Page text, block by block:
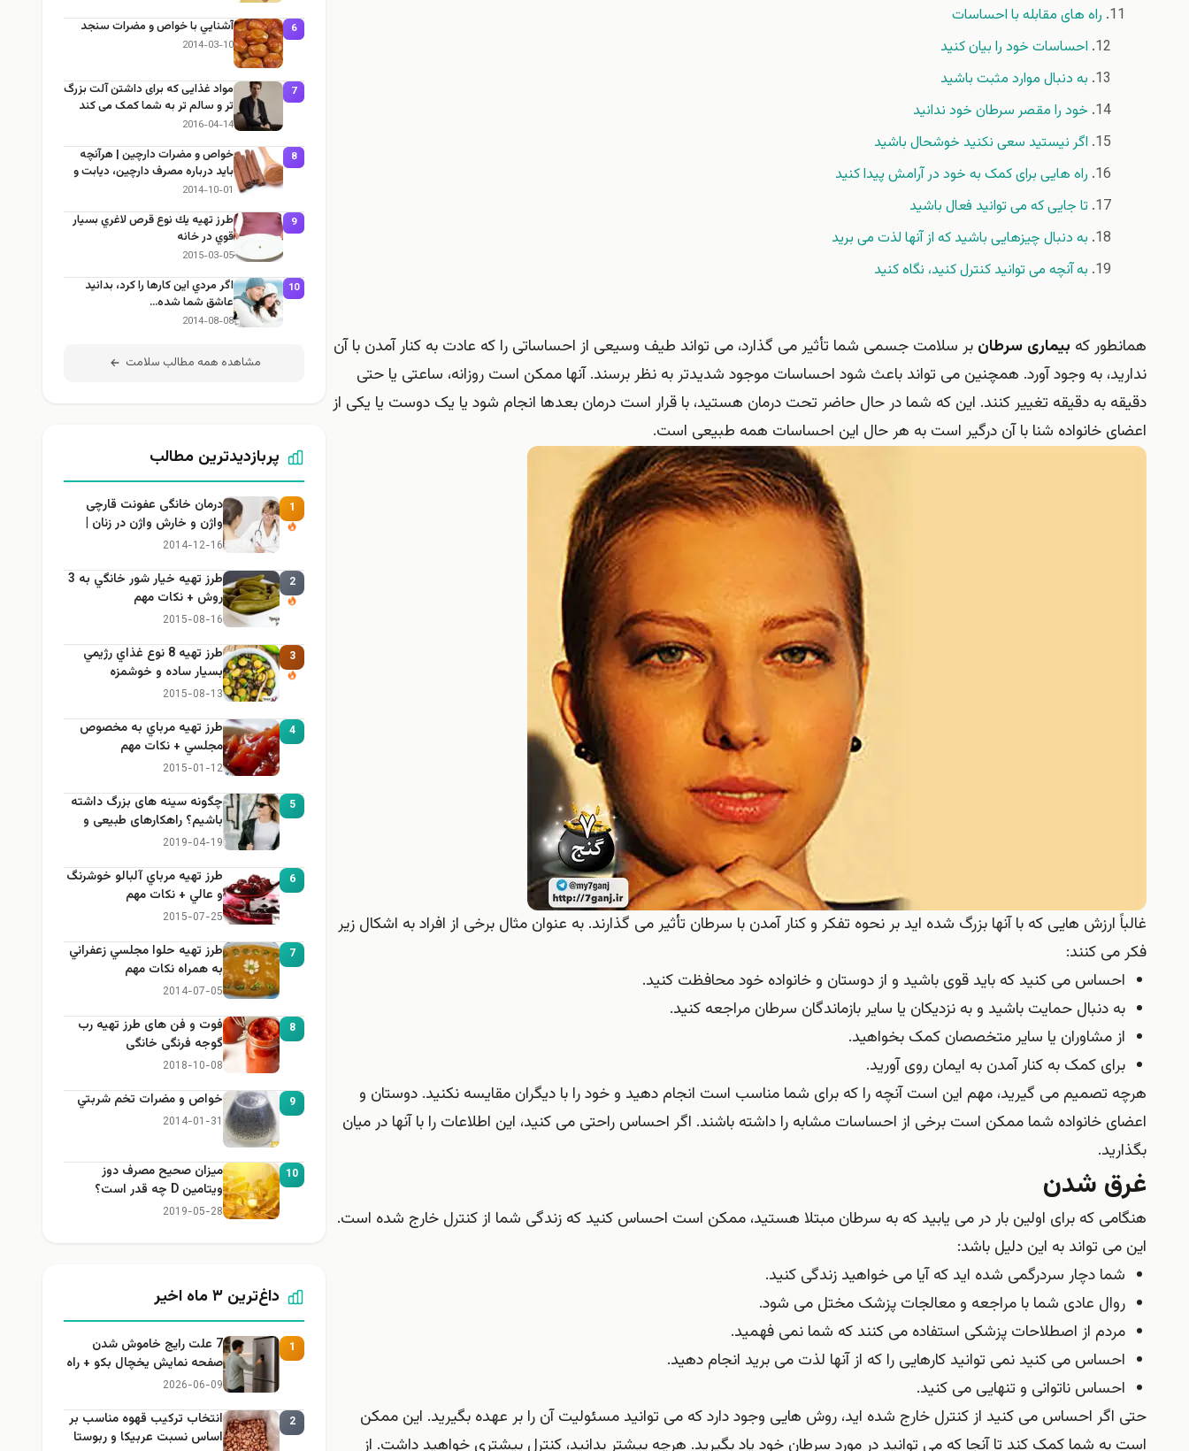
راه های مقابله با احساسات
احساسات خود را بیان کنید
به دنبال موارد مثبت باشید
خود را مقصر سرطان خود ندانید
اگر نیستید سعی نکنید خوشحال باشید
راه هایی برای کمک به خود در آرامش پیدا کنید
تا جایی که می توانید فعال باشید
به دنبال چیزهایی باشید که از آنها لذت می برید
به آنچه می توانید کنترل کنید، نگاه کنید
همانطور که بیماری سرطان بر سلامت جسمی شما تأثیر می گذارد، می تواند طیف وسیعی از احساساتی را که عادت به کنار آمدن با آن
ندارید، به وجود آورد. همچنین می تواند باعث شود احساسات موجود شدیدتر به نظر برسند. آنها ممکن است روزانه، ساعتی یا حتی
دقیقه به دقیقه تغییر کنند. این که شما در حال حاضر تحت درمان هستید، با قرار است درمان بعدها انجام شود یا یک دوست یا یکی از
اعضای خانواده شنا با آن درگیر است به هر حال این احساسات همه طبیعی است.
غالباً ارزش هایی که با آنها بزرگ شده اید بر نحوه تفکر و کنار آمدن با سرطان تأثیر می گذارند. به عنوان مثال برخی از افراد به اشکال زیر
فکر می کنند:
احساس می کنید که باید قوی باشید و از دوستان و خانواده خود محافظت کنید.
به دنبال حمایت باشید و به نزدیکان یا سایر بازماندگان سرطان مراجعه کنید.
از مشاوران یا سایر متخصصان کمک بخواهید.
برای کمک به کنار آمدن به ایمان روی آورید.
هرچه تصمیم می گیرید، مهم این است آنچه را که برای شما مناسب است انجام دهید و خود را با دیگران مقایسه نکنید. دوستان و
اعضای خانواده شما ممکن است برخی از احساسات مشابه را داشته باشند. اگر احساس راحتی می کنید، این اطلاعات را با آنها در میان
بگذارید.
غرق شدن
هنگامی که برای اولین بار در می یابید که به سرطان مبتلا هستید، ممکن است احساس کنید که زندگی شما از کنترل خارج شده است.
این می تواند به این دلیل باشد:
شما دچار سردرگمی شده اید که آیا می خواهید زندگی کنید.
روال عادی شما با مراجعه و معالجات پزشک مختل می شود.
مردم از اصطلاحات پزشکی استفاده می کنند که شما نمی فهمید.
احساس می کنید نمی توانید کارهایی را که از آنها لذت می برید انجام دهید.
احساس ناتوانی و تنهایی می کنید.
حتی اگر احساس می کنید از کنترل خارج شده اید، روش هایی وجود دارد که می توانید مسئولیت آن را بر عهده بگیرید. این ممکن
است به شما کمک کند تا آنجا که می توانید در مورد سرطان خود یاد بگیرید. هرچه بیشتر بدانید، کنترل بیشتری خواهید داشت. از
6 آشنايي با خواص و مضرات سنجد
2014-03-10
7
مواد غذایی که برای داشتن آلت بزرگ
تر و سالم تر به شما کمک می کند
2016-04-14
8
خواص و مضرات دارچین | هرآنچه
باید درباره مصرف دارچین، دیابت و
لاغری بدانید
2014-10-01
9
طرز تهيه يك نوع قرص لاغري بسيار
قوي در خانه
2015-03-05
10
اگر مردي اين كارها را كرد، بدانيد
عاشق شما شده…
2014-08-08
مشاهده همه مطالب سلامت
پربازدیدترین مطالب
1
درمان خانگی عفونت قارچی
واژن و خارش واژن در زنان |
راهنمای کامل، ایمن و کاربردی
2014-12-16
2
طرز تهيه خیار شور خانگي به 3
روش + نكات مهم
2015-08-16
3
طرز تهيه 8 نوع غذاي رژيمي
بسيار ساده و خوشمزه
2015-08-13
4
طرز تهيه مرباي به مخصوص
مجلسي + نكات مهم
2015-01-12
5
چگونه سینه های بزرگ داشته
باشیم؟ راهکارهای طبیعی و
خانگی برای بزرگ کردن سینه
2019-04-19
6
طرز تهيه مرباي آلبالو خوشرنگ
و عالي + نكات مهم
2015-07-25
7
طرز تهيه حلوا مجلسي زعفراني
به همراه نكات مهم
2014-07-05
8
فوت و فن های طرز تهیه رب
گوجه فرنگی خانگی
2018-10-08
9 خواص و مضرات تخم شربتي
2014-01-31
10
میزان صحیح مصرف دوز
ویتامین D چه قدر است؟
2019-05-28
داغ‌ترین ۳ ماه اخیر
1
7 علت رایج خاموش شدن
صفحه نمایش یخچال بکو + راه
حل
2026-06-09
2
انتخاب ترکیب قهوه مناسب بر
اساس نسبت عربیکا و ربوستا